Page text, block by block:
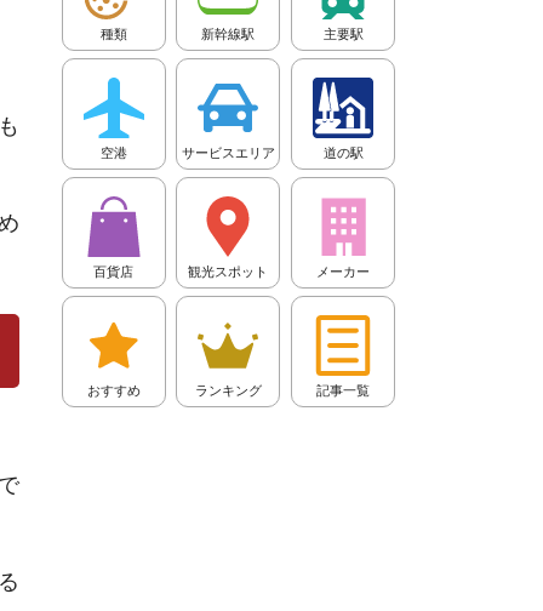
種類 新幹線駅 主要駅
空港 サービスエリア 道の駅
百貨店 観光スポット メーカー
おすすめ ランキング 記事一覧